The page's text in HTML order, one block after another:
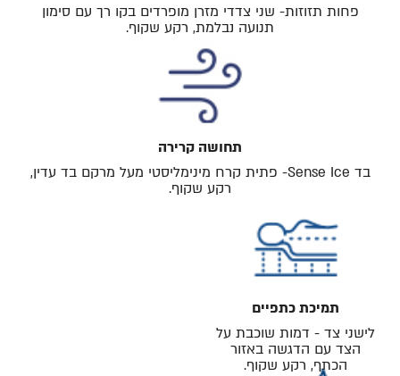
פחות תזוזות- שני צדדי מזרן מופרדים בקו רך עם סימון
תנועה נבלמת, רקע שקוף.
תחושה קרירה
בד Sense Ice- פתית קרח מינימליסטי מעל מרקם בד עדין,
רקע שקוף.
תמיכת כתפיים
לישני צד - דמות שוכבת על
הצד עם הדגשה באזור
הכתף, רקע שקוף.